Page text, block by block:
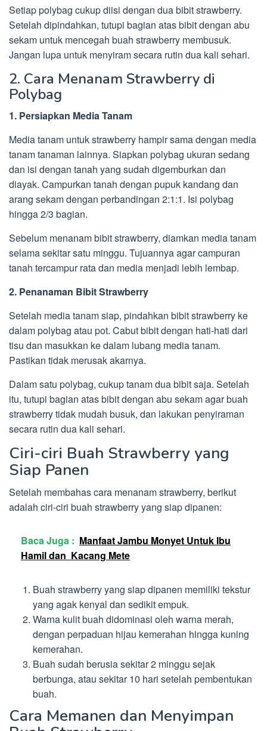
Setiap polybag cukup diisi dengan dua bibit strawberry.
Setelah dipindahkan, tutupi bagian atas bibit dengan abu
sekam untuk mencegah buah strawberry membusuk.
Jangan lupa untuk menyiram secara rutin dua kali sehari.
2. Cara Menanam Strawberry di
Polybag
1. Persiapkan Media Tanam
Media tanam untuk strawberry hampir sama dengan media
tanam tanaman lainnya. Siapkan polybag ukuran sedang
dan isi dengan tanah yang sudah digemburkan dan
diayak. Campurkan tanah dengan pupuk kandang dan
arang sekam dengan perbandingan 2:1:1. Isi polybag
hingga 2/3 bagian.
Sebelum menanam bibit strawberry, diamkan media tanam
selama sekitar satu minggu. Tujuannya agar campuran
tanah tercampur rata dan media menjadi lebih lembap.
2. Penanaman Bibit Strawberry
Setelah media tanam siap, pindahkan bibit strawberry ke
dalam polybag atau pot. Cabut bibit dengan hati-hati dari
tisu dan masukkan ke dalam lubang media tanam.
Pastikan tidak merusak akarnya.
Dalam satu polybag, cukup tanam dua bibit saja. Setelah
itu, tutupi bagian atas bibit dengan abu sekam agar buah
strawberry tidak mudah busuk, dan lakukan penyiraman
secara rutin dua kali sehari.
Ciri-ciri Buah Strawberry yang
Siap Panen
Setelah membahas cara menanam strawberry, berikut
adalah ciri-ciri buah strawberry yang siap dipanen:
Baca Juga : Manfaat Jambu Monyet Untuk Ibu
Hamil dan Kacang Mete
Buah strawberry yang siap dipanen memiliki tekstur
yang agak kenyal dan sedikit empuk.
Warna kulit buah didominasi oleh warna merah,
dengan perpaduan hijau kemerahan hingga kuning
kemerahan.
Buah sudah berusia sekitar 2 minggu sejak
berbunga, atau sekitar 10 hari setelah pembentukan
buah.
Cara Memanen dan Menyimpan